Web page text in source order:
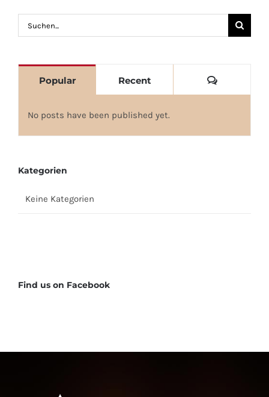
Suche
nach:
Popular Recent
No posts have been published yet.
Kategorien
Keine Kategorien
Find us on Facebook